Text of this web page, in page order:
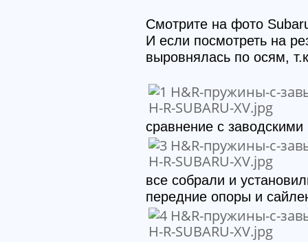
Смотрите на фото
И если посмотреть на
выровнялась по осям,
сравнение с заводскими
все собрали и
передние опоры и